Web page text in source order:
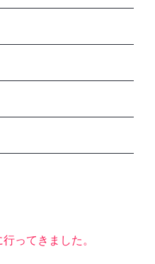
ってきました。